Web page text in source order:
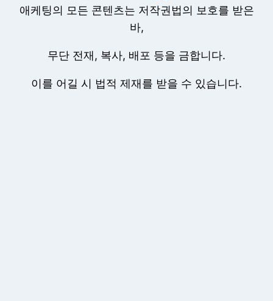
애케팅의 모든 콘텐츠는 저작권법의 보호를 받은
바,
무단 전재, 복사, 배포 등을 금합니다.
이를 어길 시 법적 제재를 받을 수 있습니다.